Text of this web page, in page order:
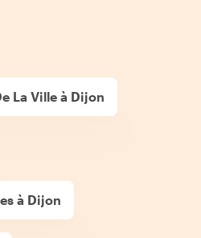
La Ville à Dijon
à Dijon